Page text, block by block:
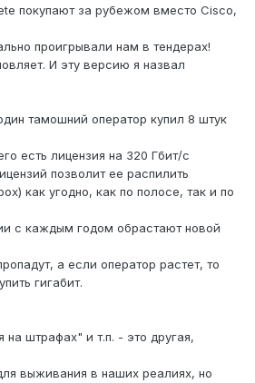
покупают за рубежом вместо Cisco,
проигрывали нам в тендерах!
И эту версию я назвал
тамошний оператор купил 8 штук
есть лицензия на 320 Гбит/c
позволит ее распилить
как угодно, как по полосе, так и по
с каждым годом обрастают новой
а если оператор растет, то
гигабит.
штрафах" и т.п. - это другая,
выживания в наших реалиях, но